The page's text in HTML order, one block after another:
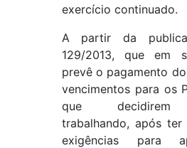
exercício continuado.
A partir da
129/2013, que em
prevê o pagamento
vencimentos para os
que decidirem
trabalhando, após
exigências para